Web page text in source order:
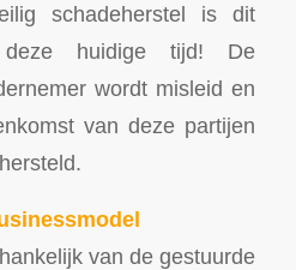
schadeherstel is dit
huidige tijd! De
wordt misleid en
van deze partijen
van de gestuurde